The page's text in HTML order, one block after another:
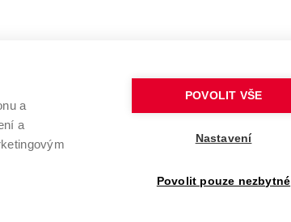
a
a
POVOLIT VŠE
Nastavení
Povolit pouze nezbytné